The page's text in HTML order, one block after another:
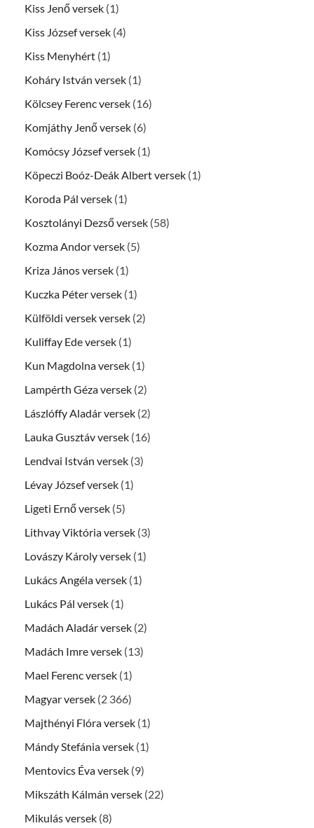
Kiss Jenő versek (1)
Kiss József versek (4)
Kiss Menyhért (1)
Koháry István versek (1)
Kölcsey Ferenc versek (16)
Komjáthy Jenő versek (6)
Komócsy József versek (1)
Köpeczi Boóz-Deák Albert versek (1)
Koroda Pál versek (1)
Kosztolányi Dezső versek (58)
Kozma Andor versek (5)
Kriza János versek (1)
Kuczka Péter versek (1)
Külföldi versek versek (2)
Kuliffay Ede versek (1)
Kun Magdolna versek (1)
Lampérth Géza versek (2)
Lászlóffy Aladár versek (2)
Lauka Gusztáv versek (16)
Lendvai István versek (3)
Lévay József versek (1)
Ligeti Ernő versek (5)
Lithvay Viktória versek (3)
Lovászy Károly versek (1)
Lukács Angéla versek (1)
Lukács Pál versek (1)
Madách Aladár versek (2)
Madách Imre versek (13)
Mael Ferenc versek (1)
Magyar versek (2 366)
Majthényi Flóra versek (1)
Mándy Stefánia versek (1)
Mentovics Éva versek (9)
Mikszáth Kálmán versek (22)
Mikulás versek (8)